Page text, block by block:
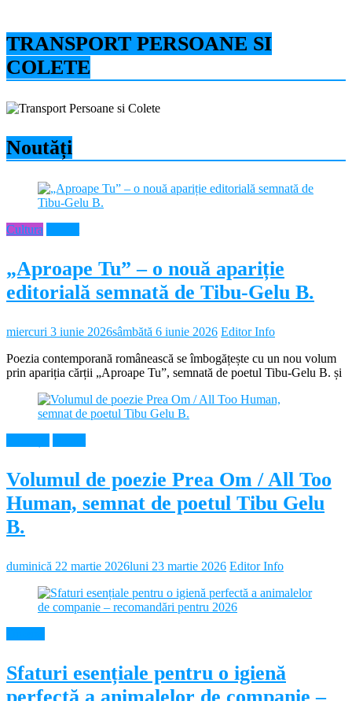
TRANSPORT PERSOANE SI
COLETE
Noutăți
Cultura
„Aproape Tu” – o nouă apariție
editorială semnată de Tibu-Gelu B.
miercuri 3 iunie 2026sâmbătă 6 iunie 2026 Editor Info
Poezia contemporană românească se îmbogățește cu un nou volum
prin apariția cărții „Aproape Tu”, semnată de poetul Tibu-Gelu B. și
Volumul de poezie Prea Om / All Too
Human, semnat de poetul Tibu Gelu
B.
duminică 22 martie 2026luni 23 martie 2026 Editor Info
Sfaturi esențiale pentru o igienă